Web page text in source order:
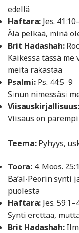
edellä
Haftara: Jes.
Älä pelkää, minä
Brit Hadashah:
Kaikessa tässä
meitä rakastaa
Psalmi: Ps. 44:5–9
Sinun nimessäsi
Viisauskirjallisuus:
Viisaus on
Teema: Pyhyys,
Toora: 4. Moos.
Ba’al-Peorin synti
puolesta
Haftara: Jes.
Synti erottaa,
Brit Hadashah: